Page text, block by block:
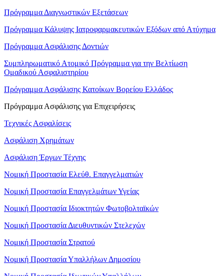
Πρόγραμμα Διαγνωστικών Εξετάσεων
Πρόγραμμα Κάλυψης Ιατροφαρμακευτικών Εξόδων από Ατύχημα
Πρόγραμμα Ασφάλισης Δοντιών
Συμπληρωματικό Ατομικό Πρόγραμμα για την Βελτίωση
Ομαδικού Ασφαλιστηρίου
Πρόγραμμα Ασφάλισης Κατοίκων Βορείου Ελλάδος
Πρόγραμμα Ασφάλισης για Επιχειρήσεις
Τεχνικές Ασφαλίσεις
Ασφάλιση Χρημάτων
Ασφάλιση Έργων Τέχνης
Νομική Προστασία Ελεύθ. Επαγγελματιών
Νομική Προστασία Επαγγελμάτων Υγείας
Νομική Προστασία Ιδιοκτητών Φωτοβολταϊκών
Νομική Προστασία Διευθυντικών Στελεχών
Νομική Προστασία Στρατού
Νομική Προστασία Υπαλλήλων Δημοσίου